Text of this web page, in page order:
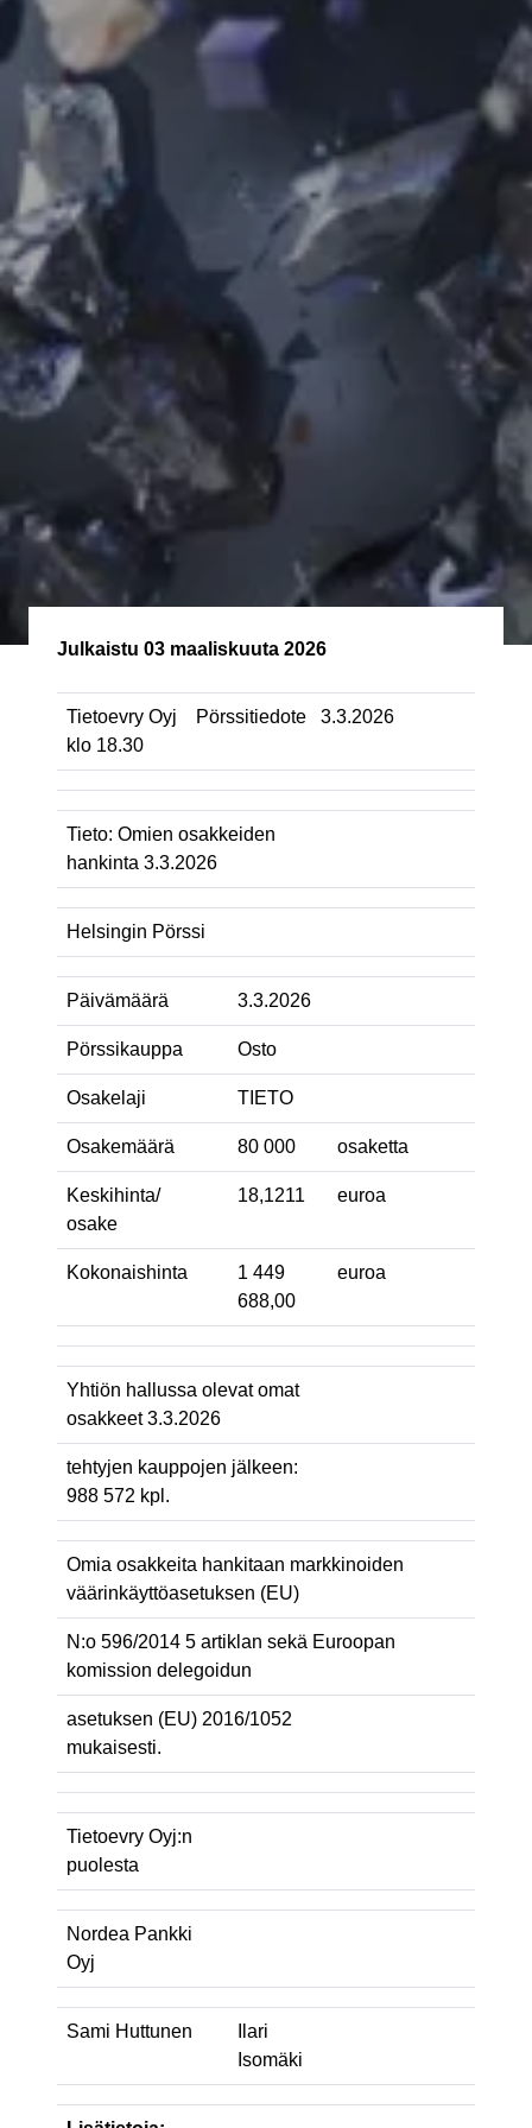
Julkaistu 03 maaliskuuta 2026
Tietoevry Oyj Pörssitiedote 3.3.2026
klo 18.30
Tieto: Omien osakkeiden
hankinta 3.3.2026
Helsingin Pörssi
Päivämäärä 3.3.2026
Pörssikauppa Osto
Osakelaji TIETO
Osakemäärä 80 000 osaketta
Keskihinta/
osake
18,1211 euroa
Kokonaishinta
1 449
688,00
euroa
Yhtiön hallussa olevat omat
osakkeet 3.3.2026
tehtyjen kauppojen jälkeen:
988 572 kpl.
Omia osakkeita hankitaan markkinoiden
väärinkäyttöasetuksen (EU)
N:o 596/2014 5 artiklan sekä Euroopan
komission delegoidun
asetuksen (EU) 2016/1052
mukaisesti.
Tietoevry Oyj:n
puolesta
Nordea Pankki
Oyj
Sami Huttunen
Ilari
Isomäki